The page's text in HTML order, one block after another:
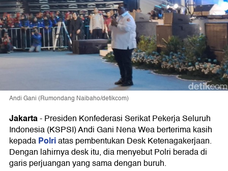
Andi Gani (Rumondang Naibaho/detikcom)
Jakarta-Presiden Konfederasi Serikat Pekerja Seluruh
Indonesia (KSPSI) Andi Gani Nena Wea berterima kasih
kepadaPolriatas pembentukan Desk Ketenagakerjaan.
Dengan lahirnya desk itu, dia menyebut Polri berada di
garis perjuangan yang sama dengan buruh.